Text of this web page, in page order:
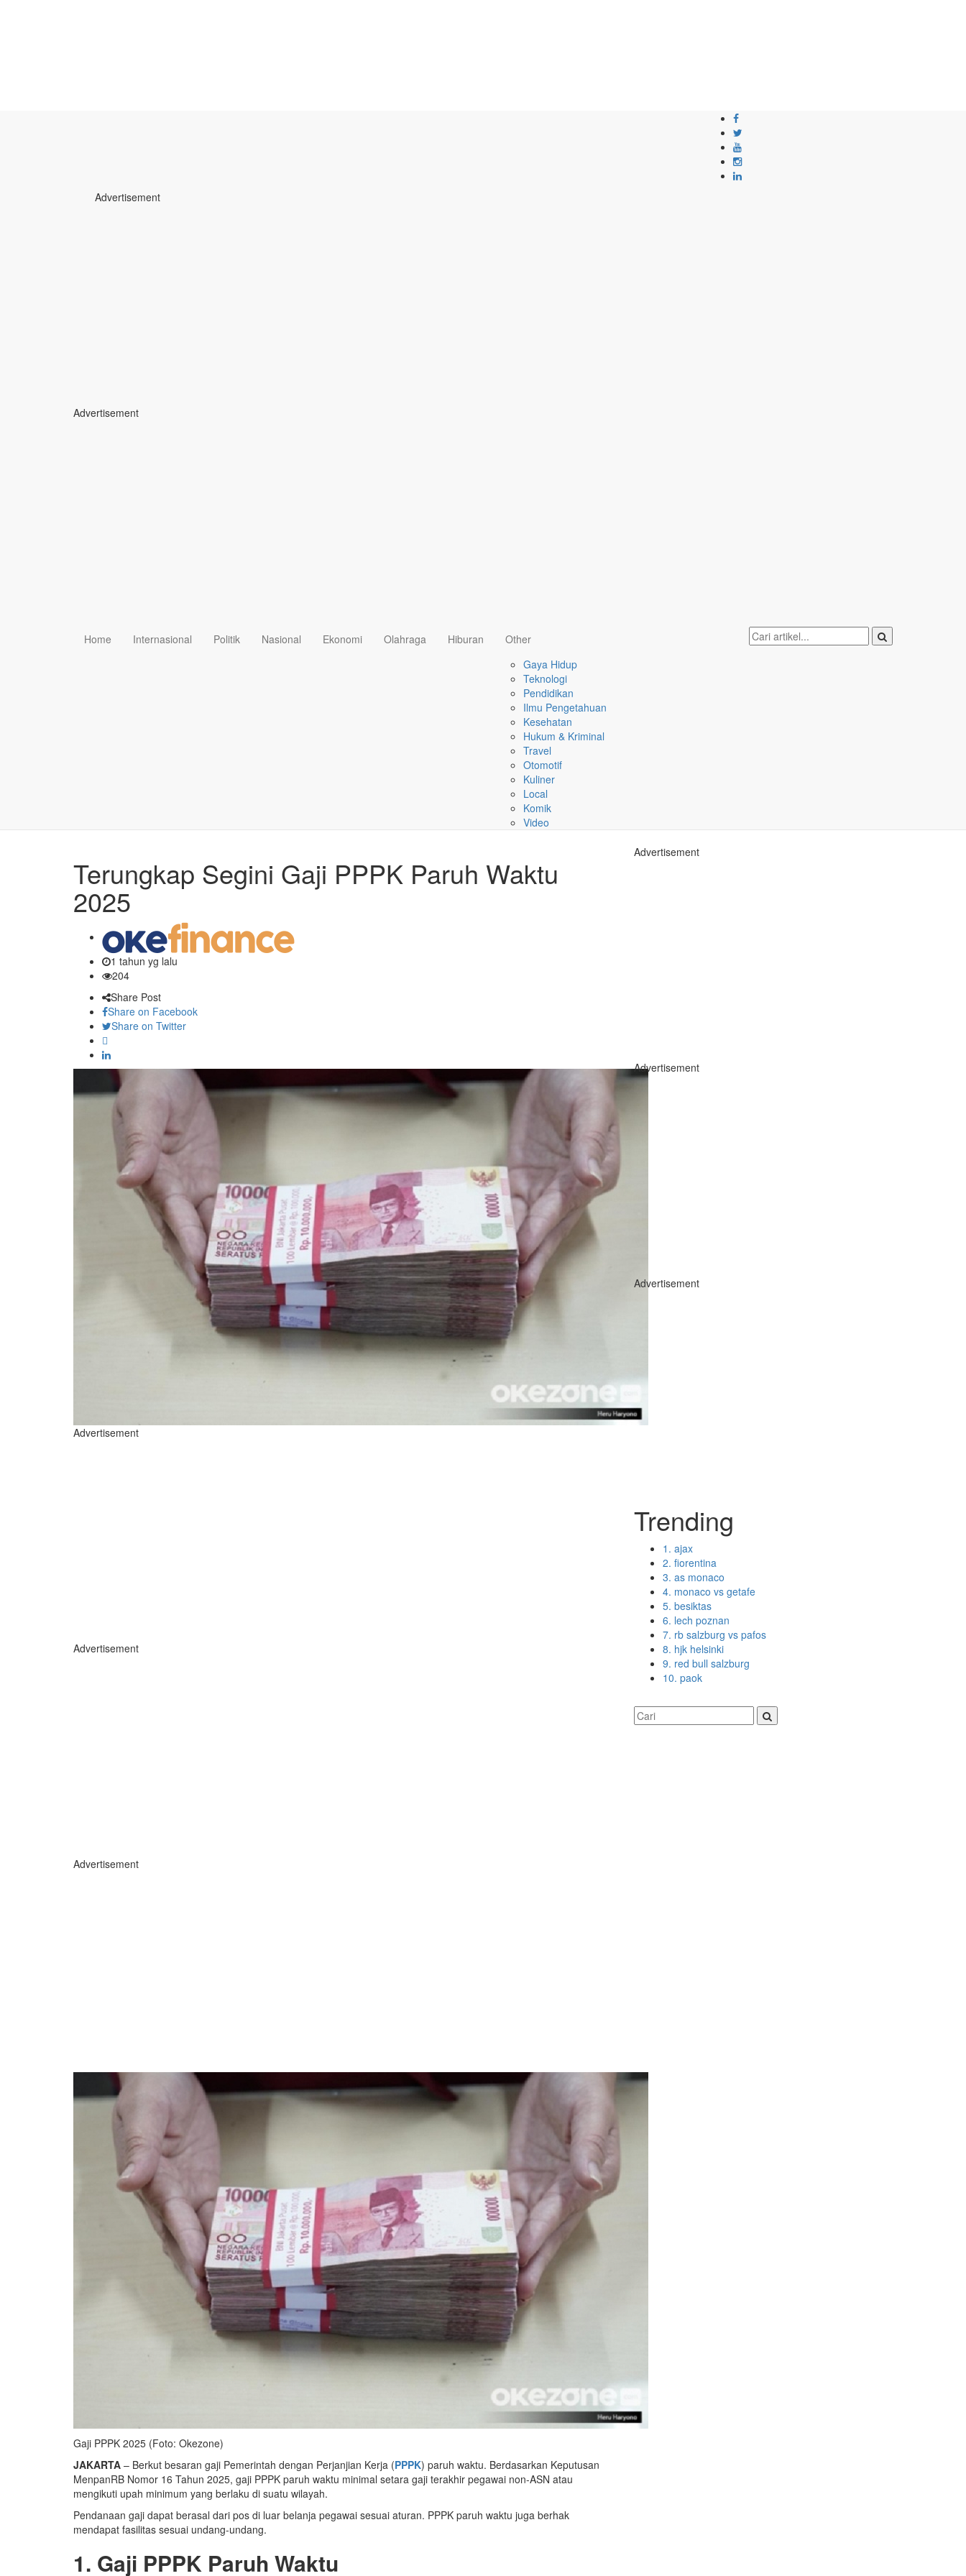
Advertisement
Advertisement
Home Internasional Politik Nasional Ekonomi Olahraga Hiburan
Other
Gaya Hidup
Teknologi
Pendidikan
Ilmu Pengetahuan
Kesehatan
Hukum & Kriminal
Travel
Otomotif
Kuliner
Local
Komik
Video
Terungkap Segini Gaji PPPK Paruh Waktu
2025
1 tahun yg lalu
204
Share Post
Share on Facebook
Share on Twitter
Advertisement
Advertisement
Advertisement
Gaji PPPK 2025 (Foto: Okezone)
JAKARTA – Berkut besaran gaji Pemerintah dengan Perjanjian Kerja (PPPK) paruh waktu. Berdasarkan Keputusan
MenpanRB Nomor 16 Tahun 2025, gaji PPPK paruh waktu minimal setara gaji terakhir pegawai non-ASN atau
mengikuti upah minimum yang berlaku di suatu wilayah.
Pendanaan gaji dapat berasal dari pos di luar belanja pegawai sesuai aturan. PPPK paruh waktu juga berhak
mendapat fasilitas sesuai undang-undang.
1. Gaji PPPK Paruh Waktu
Advertisement
Advertisement
Advertisement
Trending
1. ajax
2. fiorentina
3. as monaco
4. monaco vs getafe
5. besiktas
6. lech poznan
7. rb salzburg vs pafos
8. hjk helsinki
9. red bull salzburg
10. paok